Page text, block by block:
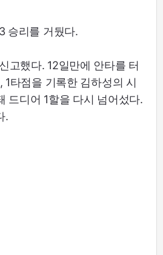
승리를 거뒀다.
고했다. 12일만에 안타를 터
1타점을 기록한 김하성의 시
드디어 1할을 다시 넘어섰다.
.